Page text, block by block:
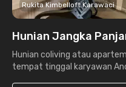
Rukita Kimbelloft Karawaci
Hunian Jangka
Hunian coliving atau
tempat tinggal karyawan